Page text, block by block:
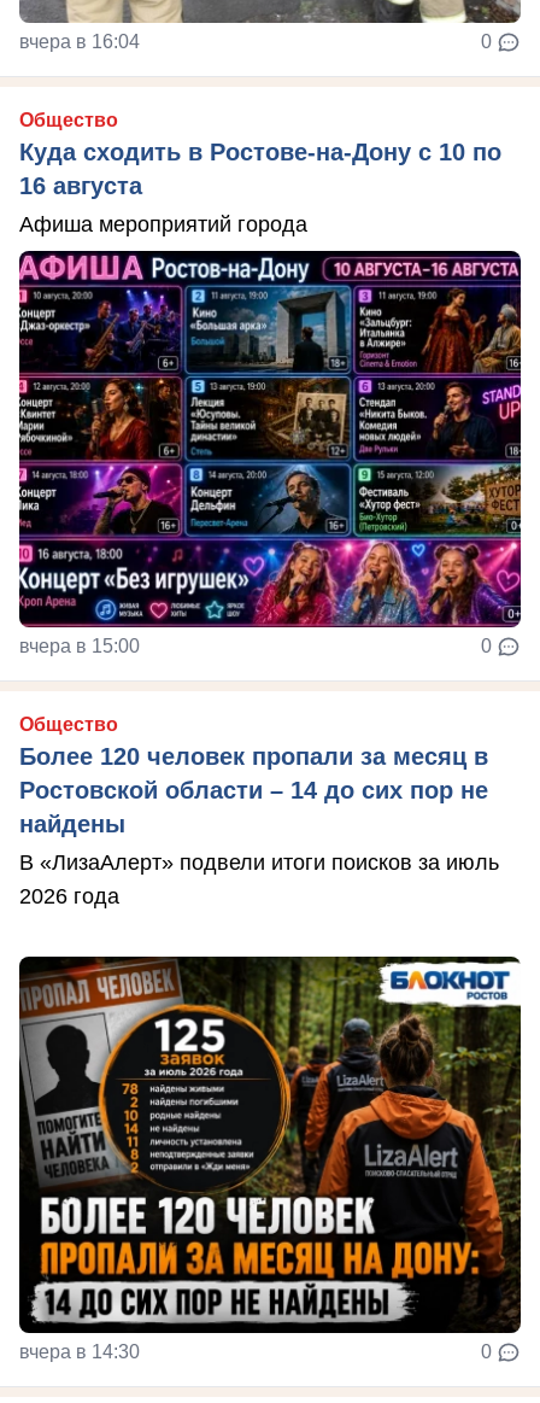
вчера в 16:04 0
Общество
Куда сходить в Ростове-на-Дону с 10 по
16 августа
Афиша мероприятий города
вчера в 15:00 0
Общество
Более 120 человек пропали за месяц в
Ростовской области – 14 до сих пор не
найдены
В «ЛизаАлерт» подвели итоги поисков за июль
2026 года
вчера в 14:30 0